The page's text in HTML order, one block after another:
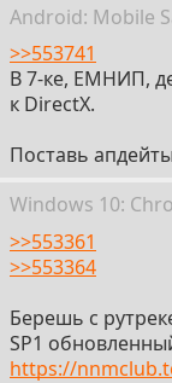
Android: Mobile
>>553741
В 7-ке, ЕМНИП,
к DirectX.
Поставь
Windows 10:
>>553361
>>553364
Берешь с
SP1
https://